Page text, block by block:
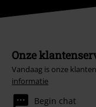
Onze
Vandaag is onze
informatie
Begin chat